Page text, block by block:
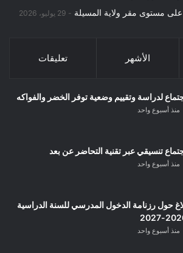
على مستوى مقر ولاية المسيلة 29 يوليو، 2026
الأشهر تعليقات
لدراسة وتقييم وضعية توفر الخضر والفواكه
منذ أسبوع واحد
تنسيقي عبر تقنية التحاضر عن بعد
منذ أسبوع واحد
حول رزنامة الدخول المدرسي للسنة الدراسية
2026-
منذ أسبوع واحد